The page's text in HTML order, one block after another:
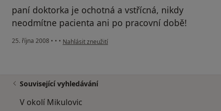
paní doktorka je ochotná a vstřícná, nikdy
neodmítne pacienta ani po pracovní době!
25. října 2008 • • • podle názoru uživatele x
Nahlásit zneužití
Související vyhledávání
V okolí Mikulovic